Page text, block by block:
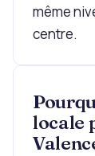
même
centre.
locale